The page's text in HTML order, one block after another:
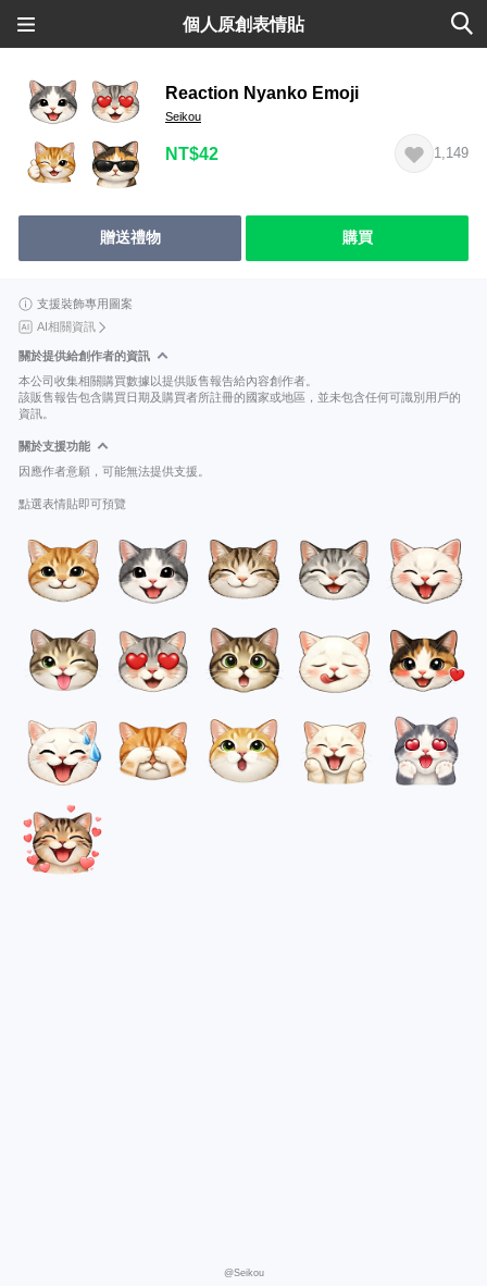
個人原創表情貼
Reaction Nyanko Emoji
Seikou
NT$42 1,149
贈送禮物 購買
支援裝飾專用圖案
AI相關資訊
關於提供給創作者的資訊
本公司收集相關購買數據以提供販售報告給內容創作者。
該販售報告包含購買日期及購買者所註冊的國家或地區，並未包含任何可識別用戶的
資訊。
關於支援功能
因應作者意願，可能無法提供支援。
點選表情貼即可預覽
@Seikou